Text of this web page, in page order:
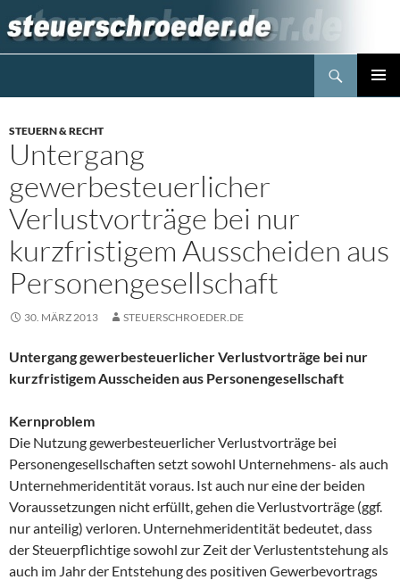
Inhalt
springen
STEUERN & RECHT
Untergang
gewerbesteuerlicher
Verlustvorträge bei nur
kurzfristigem Ausscheiden aus
Personengesellschaft
30. MÄRZ 2013 STEUERSCHROEDER.DE
Untergang gewerbesteuerlicher Verlustvorträge bei nur
kurzfristigem Ausscheiden aus Personengesellschaft
Kernproblem
Die Nutzung gewerbesteuerlicher Verlustvorträge bei
Personengesellschaften setzt sowohl Unternehmens- als auch
Unternehmeridentität voraus. Ist auch nur eine der beiden
Voraussetzungen nicht erfüllt, gehen die Verlustvorträge (ggf.
nur anteilig) verloren. Unternehmeridentität bedeutet, dass
der Steuerpflichtige sowohl zur Zeit der Verlustentstehung als
auch im Jahr der Entstehung des positiven Gewerbevortrags